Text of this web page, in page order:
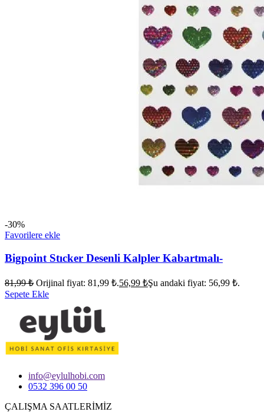
-30%
Favorilere ekle
Bigpoint Stıcker Desenli Kalpler Kabartmalı-
81,99₺ Orijinal fiyat: 81,99 ₺.56,99 ₺Şu andaki fiyat: 56,99 ₺.
Sepete Ekle
info@eylulhobi.com
0532 396 00 50
ÇALIŞMA SAATLERİMİZ